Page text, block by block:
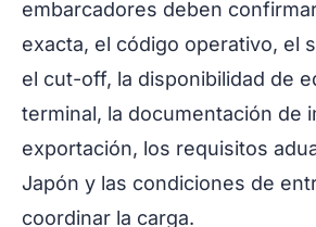
embarcadores deben
exacta, el código operativo, el
el cut-off, la disponibilidad de
terminal, la documentación de
exportación, los requisitos
Japón y las condiciones de
coordinar la carga.